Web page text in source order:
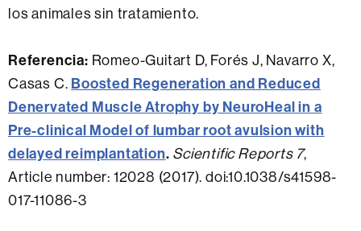
los animales sin tratamiento.
Referencia: Romeo-Guitart D, Forés J, Navarro X,
Casas C. Boosted Regeneration and Reduced
Denervated Muscle Atrophy by NeuroHeal in a
Pre-clinical Model of lumbar root avulsion with
delayed reimplantation. Scientific Reports 7,
Article number: 12028 (2017). doi:10.1038/s41598-
017-11086-3